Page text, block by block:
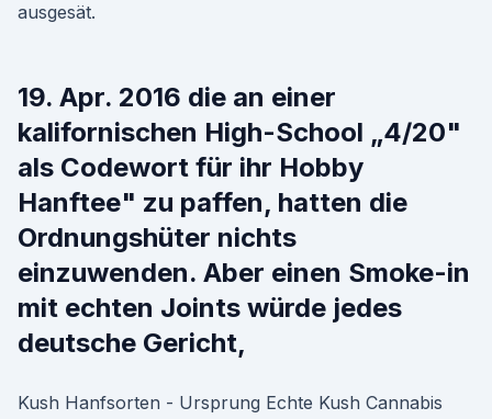
ausgesät.
19. Apr. 2016 die an einer
kalifornischen High-School „4/20"
als Codewort für ihr Hobby
Hanftee" zu paffen, hatten die
Ordnungshüter nichts
einzuwenden. Aber einen Smoke-in
mit echten Joints würde jedes
deutsche Gericht,
Kush Hanfsorten - Ursprung Echte Kush Cannabis